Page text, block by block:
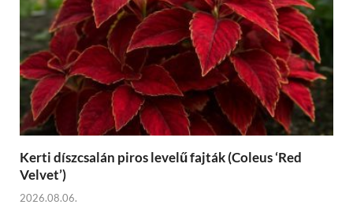
Kerti díszcsalán piros levelű fajták (Coleus ‘Red
Velvet’)
2026.08.06.